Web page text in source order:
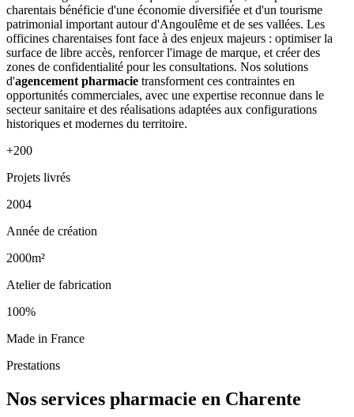
charentais bénéficie d'une économie diversifiée et d'un tourisme
patrimonial important autour d'Angoulême et de ses vallées. Les
officines charentaises font face à des enjeux majeurs : optimiser la
surface de libre accès, renforcer l'image de marque, et créer des
zones de confidentialité pour les consultations. Nos solutions
d'agencement pharmacie transforment ces contraintes en
opportunités commerciales, avec une expertise reconnue dans le
secteur sanitaire et des réalisations adaptées aux configurations
historiques et modernes du territoire.
+200
Projets livrés
2004
Année de création
2000m²
Atelier de fabrication
100%
Made in France
Prestations
Nos services pharmacie en Charente